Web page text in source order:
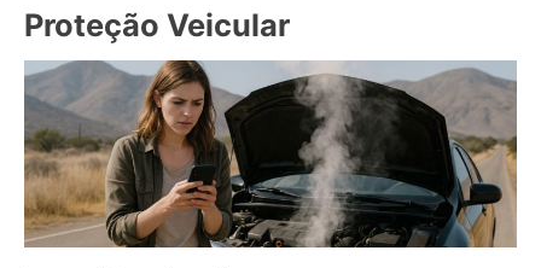
Proteção Veicular